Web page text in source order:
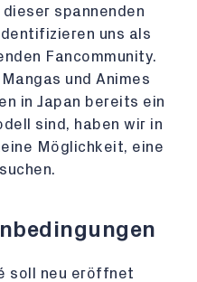
spannenden
uns als
Fancommunity.
und Animes
in Japan bereits ein
sind, haben wir in
Möglichkeit, eine
soll neu eröffnet